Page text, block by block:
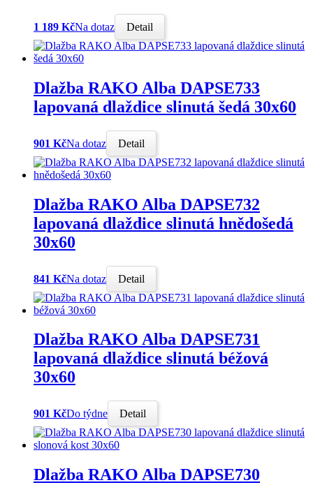
1 189 KčNa dotaz Detail
Dlažba RAKO Alba DAPSE733
lapovaná dlaždice slinutá šedá 30x60
901 KčNa dotaz Detail
Dlažba RAKO Alba DAPSE732
lapovaná dlaždice slinutá hnědošedá
30x60
841 KčNa dotaz Detail
Dlažba RAKO Alba DAPSE731
lapovaná dlaždice slinutá béžová
30x60
901 KčDo týdne Detail
Dlažba RAKO Alba DAPSE730